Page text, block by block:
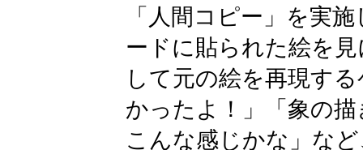
「人間コピー」を実
ードに貼られた絵を
して元の絵を再現す
かったよ！」「象の
こんな感じかな」な